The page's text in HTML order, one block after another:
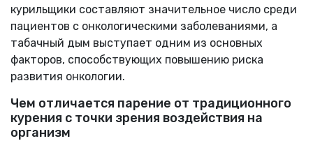
курильщики составляют значительное число среди
пациентов с онкологическими заболеваниями, а
табачный дым выступает одним из основных
факторов, способствующих повышению риска
развития онкологии.
Чем отличается парение от традиционного
курения с точки зрения воздействия на
организм